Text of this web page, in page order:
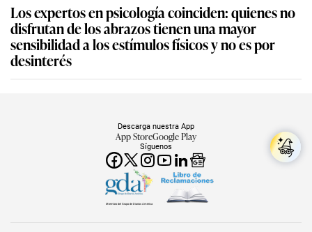
Los expertos en psicología coinciden: quienes no
disfrutan de los abrazos tienen una mayor
sensibilidad a los estímulos físicos y no es por
desinterés
Síguenos
Descarga nuestra App
App StoreGoogle Play
Miembro del Grupo de Diarios América